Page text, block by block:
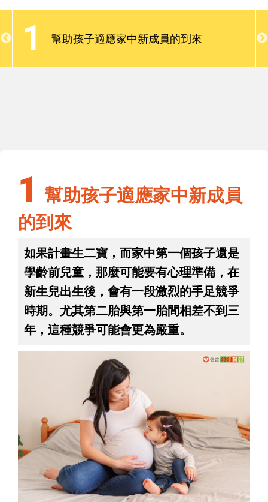
1 幫助孩子適應家中新成員的到來
的到來。
1 幫助孩子適應家中新成員
的到來
如果計畫生二寶，而家中第一個孩子還是
學齡前兒童，那麼可能要有心理準備，在
新生兒出生後，會有一段激烈的手足競爭
時期。尤其第二胎與第一胎間相差不到三
年，這種競爭可能會更為嚴重。